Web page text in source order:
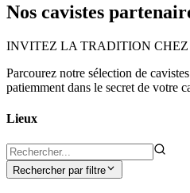
Nos cavistes
INVITEZ LA TRADITION CHEZ
Parcourez notre sélection de
patiemment dans le secret de votre
Lieux
Rechercher par filtre